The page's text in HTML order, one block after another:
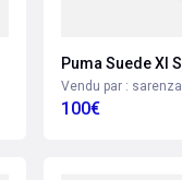
Vendu par : sarenza
100€